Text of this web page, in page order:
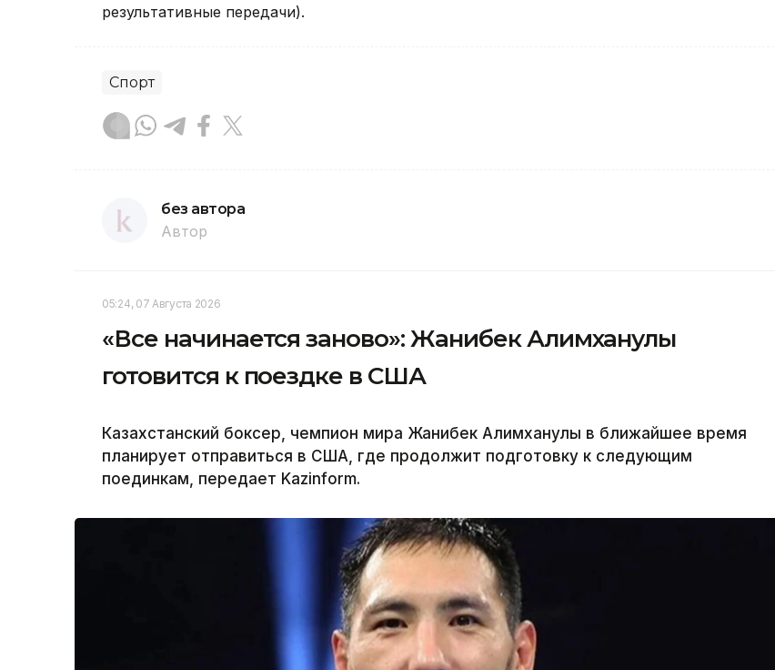
результативные передачи).
Спорт
без автора
Автор
05:24, 07 Августа 2026
«Все начинается заново»: Жанибек Алимханулы
готовится к поездке в США
Казахстанский боксер, чемпион мира Жанибек Алимханулы в ближайшее время
планирует отправиться в США, где продолжит подготовку к следующим
поединкам, передает Kazinform.